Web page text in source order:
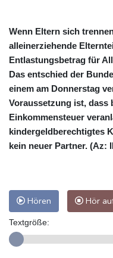
Wenn Eltern sich
alleinerziehende
Entlastungsbetrag für
Das entschied der
einem am Donnerstag
Voraussetzung ist, dass
Einkommensteuer
kindergeldberechtigtes
kein neuer Partner. (Az:
Hören Hör
Textgröße: